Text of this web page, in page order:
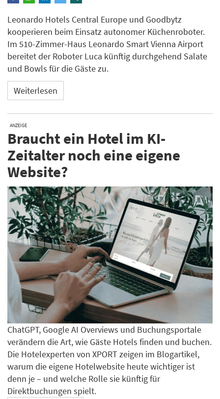
Leonardo Hotels Central Europe und Goodbytz
kooperieren beim Einsatz autonomer Küchenroboter.
Im 510-Zimmer-Haus Leonardo Smart Vienna Airport
bereitet der Roboter Luca künftig durchgehend Salate
und Bowls für die Gäste zu.
Weiterlesen
ANZEIGE
Braucht ein Hotel im KI-
Zeitalter noch eine eigene
Website?
ChatGPT, Google AI Overviews und Buchungsportale
verändern die Art, wie Gäste Hotels finden und buchen.
Die Hotelexperten von XPORT zeigen im Blogartikel,
warum die eigene Hotelwebsite heute wichtiger ist
denn je – und welche Rolle sie künftig für
Direktbuchungen spielt.